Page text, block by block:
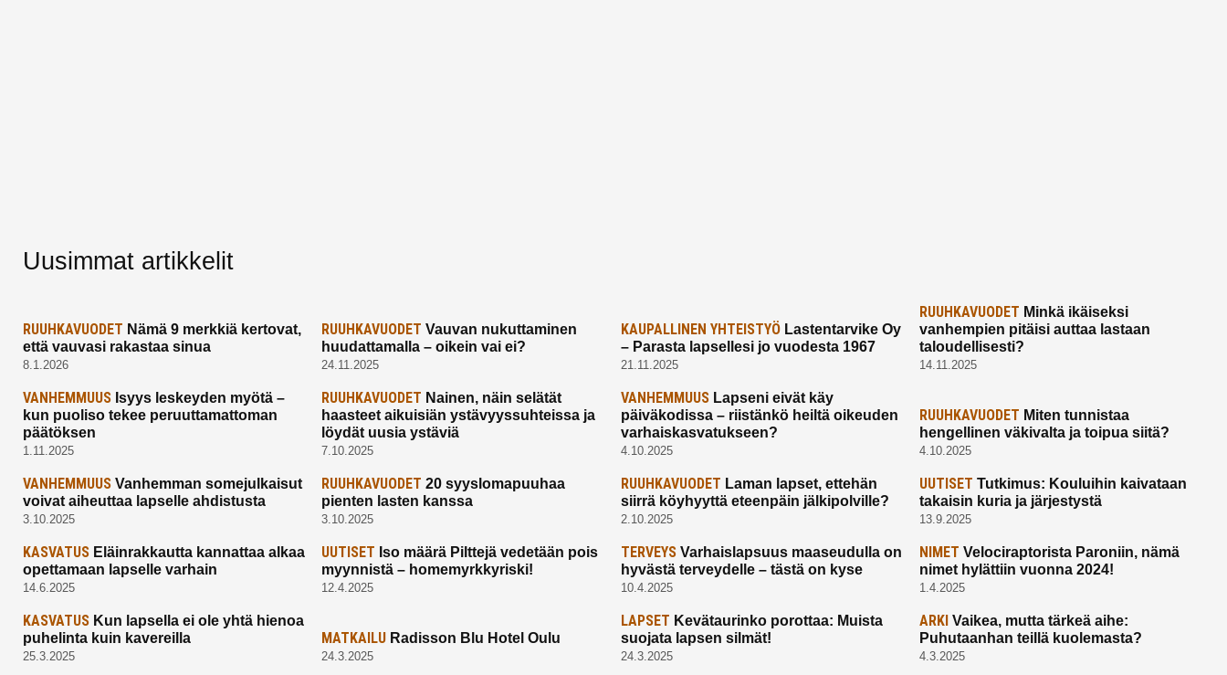
Uusimmat artikkelit
RUUHKAVUODET Nämä 9 merkkiä kertovat,
että vauvasi rakastaa sinua
8.1.2026
RUUHKAVUODET Vauvan nukuttaminen
huudattamalla – oikein vai ei?
24.11.2025
KAUPALLINEN YHTEISTYÖLastentarvike Oy
– Parasta lapsellesi jo vuodesta 1967
21.11.2025
RUUHKAVUODET Minkä ikäiseksi
vanhempien pitäisi auttaa lastaan
taloudellisesti?
14.11.2025
VANHEMMUUS Isyys leskeyden myötä –
kun puoliso tekee peruuttamattoman
päätöksen
1.11.2025
RUUHKAVUODET Nainen, näin selätät
haasteet aikuisiän ystävyyssuhteissa ja
löydät uusia ystäviä
7.10.2025
VANHEMMUUSLapseni eivät käy
päiväkodissa – riistänkö heiltä oikeuden
varhaiskasvatukseen?
4.10.2025
RUUHKAVUODET Miten tunnistaa
hengellinen väkivalta ja toipua siitä?
4.10.2025
VANHEMMUUS Vanhemman somejulkaisut
voivat aiheuttaa lapselle ahdistusta
3.10.2025
RUUHKAVUODET 20 syyslomapuuhaa
pienten lasten kanssa
3.10.2025
RUUHKAVUODET Laman lapset, ettehän
siirrä köyhyyttä eteenpäin jälkipolville?
2.10.2025
UUTISET Tutkimus: Kouluihin kaivataan
takaisin kuria ja järjestystä
13.9.2025
KASVATUS Eläinrakkautta kannattaa alkaa
opettamaan lapselle varhain
14.6.2025
UUTISET Iso määrä Pilttejä vedetään pois
myynnistä – homemyrkkyriski!
12.4.2025
TERVEYSVarhaislapsuus maaseudulla on
hyvästä terveydelle – tästä on kyse
10.4.2025
NIMET Velociraptorista Paroniin, nämä
nimet hylättiin vuonna 2024!
1.4.2025
KASVATUS Kun lapsella ei ole yhtä hienoa
puhelinta kuin kavereilla
25.3.2025
MATKAILU Radisson Blu Hotel Oulu
24.3.2025
LAPSET Kevätaurinko porottaa: Muista
suojata lapsen silmät!
24.3.2025
ARKI Vaikea, mutta tärkeä aihe:
Puhutaanhan teillä kuolemasta?
4.3.2025